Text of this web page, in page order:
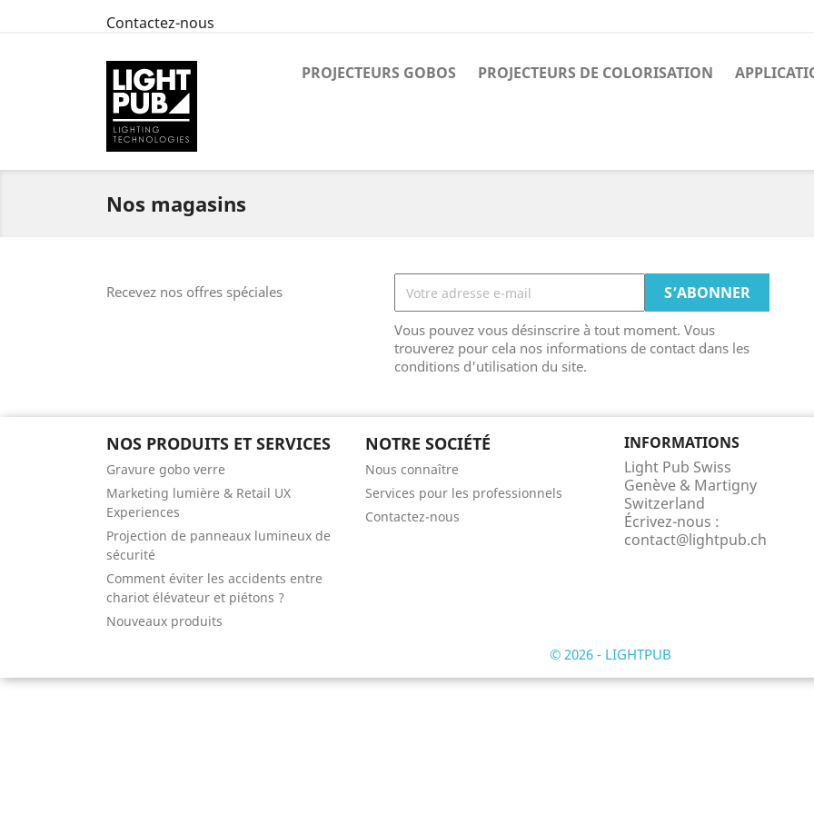
Contactez-nous
PROJECTEURS GOBOS PROJECTEURS DE COLORISATION
Nos magasins
Recevez nos offres spéciales
Vous pouvez vous désinscrire à tout moment. Vous
trouverez pour cela nos informations de contact dans les
conditions d'utilisation du site.
NOS PRODUITS ET SERVICES
Gravure gobo verre
Marketing lumière & Retail UX
Experiences
Projection de panneaux lumineux de
sécurité
Comment éviter les accidents entre
chariot élévateur et piétons ?
Nouveaux produits
NOTRE SOCIÉTÉ
Nous connaître
Services pour les professionnels
Contactez-nous
INFORMATIONS
Light Pub Swiss
Genève & Martigny
Switzerland
Écrivez-nous :
contact@lightpub.ch
© 2026 - LIGHTPUB